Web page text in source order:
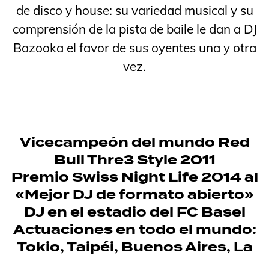
de disco y house: su variedad musical y su
comprensión de la pista de baile le dan a DJ
Bazooka el favor de sus oyentes una y otra
vez.
Vicecampeón del mundo Red
Bull Thre3 Style 2011
Premio Swiss Night Life 2014 al
«Mejor DJ de formato abierto»
DJ en el estadio del FC Basel
Actuaciones en todo el mundo:
Tokio, Taipéi, Buenos Aires, La